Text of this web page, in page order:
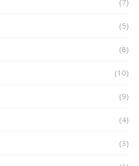
(7)
(5)
(8)
(10)
(9)
(4)
(3)